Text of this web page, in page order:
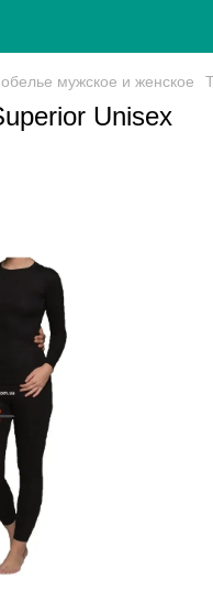
мужское и женское
Unisex